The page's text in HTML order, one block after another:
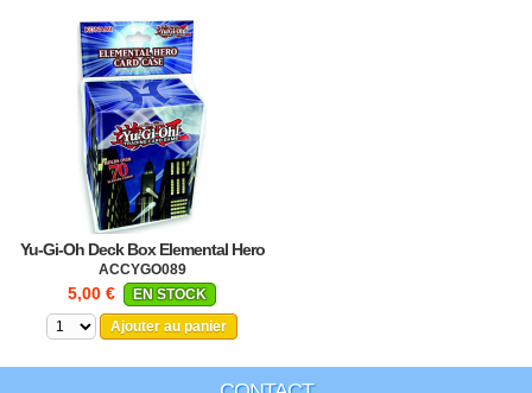
Yu-Gi-Oh Deck Box Elemental Hero
ACCYGO089
5,00 €
EN STOCK
Ajouter au panier